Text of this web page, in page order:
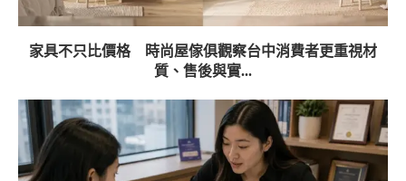
家具不只比價格 時尚屋傢俱觀察台中消費者更重視材
質、售後與實...